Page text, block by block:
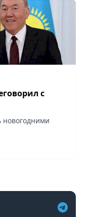
с
новогодними